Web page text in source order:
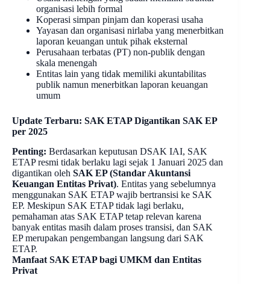
organisasi lebih formal
Koperasi simpan pinjam dan koperasi usaha
Yayasan dan organisasi nirlaba yang menerbitkan
laporan keuangan untuk pihak eksternal
Perusahaan terbatas (PT) non-publik dengan
skala menengah
Entitas lain yang tidak memiliki akuntabilitas
publik namun menerbitkan laporan keuangan
umum
Update Terbaru: SAK ETAP Digantikan SAK EP
per 2025
Penting: Berdasarkan keputusan DSAK IAI, SAK
ETAP resmi tidak berlaku lagi sejak 1 Januari 2025 dan
digantikan oleh SAK EP (Standar Akuntansi
Keuangan Entitas Privat). Entitas yang sebelumnya
menggunakan SAK ETAP wajib bertransisi ke SAK
EP. Meskipun SAK ETAP tidak lagi berlaku,
pemahaman atas SAK ETAP tetap relevan karena
banyak entitas masih dalam proses transisi, dan SAK
EP merupakan pengembangan langsung dari SAK
ETAP.
Manfaat SAK ETAP bagi UMKM dan Entitas
Privat